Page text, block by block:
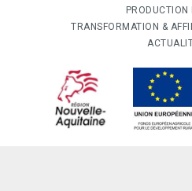
PRODUCTION
TRANSFORMATION &